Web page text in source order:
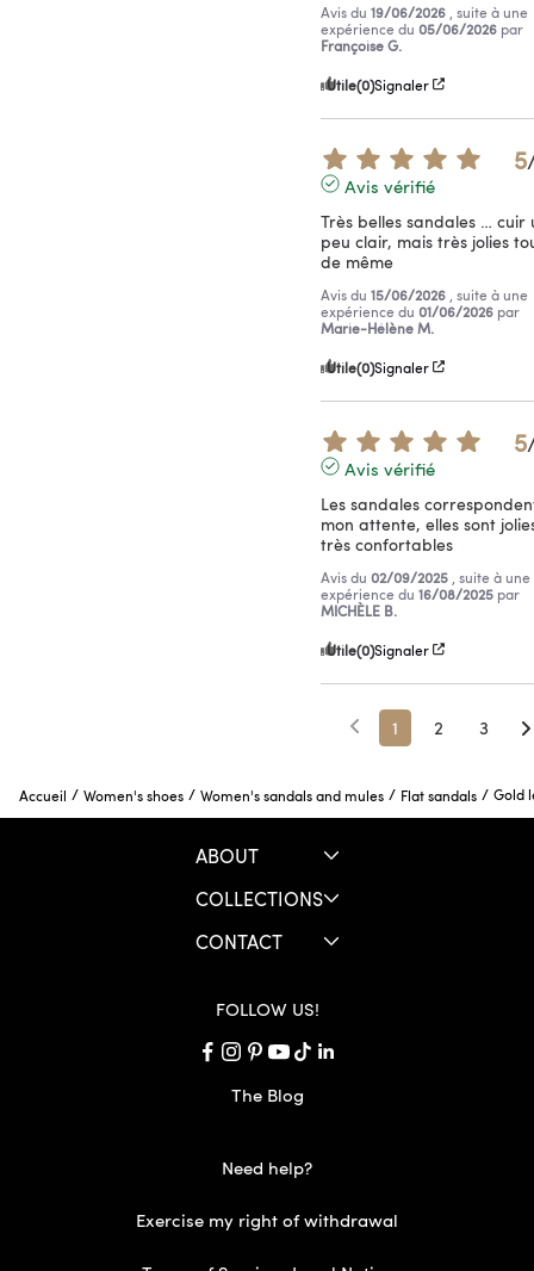
Avis du 19/06/2026 , suite à une
expérience du 05/06/2026 par
Françoise G.
Utile(0)Signaler
5
Avis vérifié
Très belles sandales … cuir
peu clair, mais très jolies
de même
Avis du 15/06/2026 , suite à une
expérience du 01/06/2026 par
Marie-Hélène M.
Utile(0)Signaler
5
Avis vérifié
Les sandales
mon attente, elles sont
très confortables
Avis du 02/09/2025 , suite à une
expérience du 16/08/2025 par
MICHÈLE B.
Utile(0)Signaler
1 2 3
Accueil / Women's shoes / Women's sandals and mules / Flat sandals / Gold
ABOUT
COLLECTIONS
CONTACT
FOLLOW US!
The Blog
Need help?
Exercise my right of withdrawal